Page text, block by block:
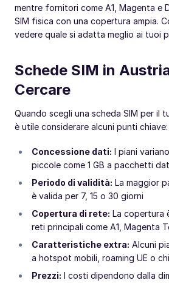
mentre fornitori come A1, Magenta e
SIM fisica con una copertura ampia.
vedere quale si adatta meglio ai tuoi
Schede SIM in
Cercare
Quando scegli una scheda SIM per il
è utile considerare alcuni punti chiave:
Concessione dati: I piani
piccole come 1 GB a pacchetti
Periodo di validità: La maggior
è valida per 7, 15 o 30 giorni
Copertura di rete: La copertura
reti principali come A1, Magenta
Caratteristiche extra: Alcuni
a hotspot mobili, roaming UE o
Prezzi: I costi dipendono dalla